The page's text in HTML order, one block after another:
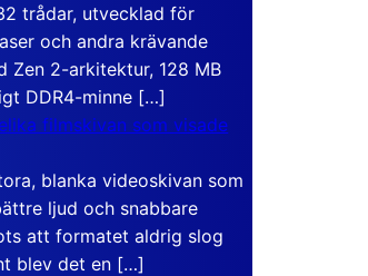
trådar, utvecklad för
och andra krävande
Zen 2-arkitektur, 128 MB
DDR4-minne […]
filmskivan som visade
blanka videoskivan som
ljud och snabbare
att formatet aldrig slog
blev det en […]